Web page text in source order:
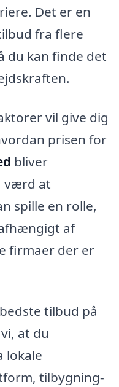
Det er en
fra flere
du kan finde det
vil give dig
prisen for
bliver
værd at
spille en rolle,
af
firmaer der er
tilbud på
at du
lokale
tilbygning-